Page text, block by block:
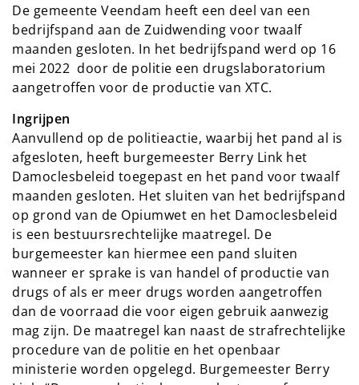
De gemeente Veendam heeft een deel van een
bedrijfspand aan de Zuidwending voor twaalf
maanden gesloten. In het bedrijfspand werd op 16
mei 2022 door de politie een drugslaboratorium
aangetroffen voor de productie van XTC.
Ingrijpen
Aanvullend op de politieactie, waarbij het pand al is
afgesloten, heeft burgemeester Berry Link het
Damoclesbeleid toegepast en het pand voor twaalf
maanden gesloten. Het sluiten van het bedrijfspand
op grond van de Opiumwet en het Damoclesbeleid
is een bestuursrechtelijke maatregel. De
burgemeester kan hiermee een pand sluiten
wanneer er sprake is van handel of productie van
drugs of als er meer drugs worden aangetroffen
dan de voorraad die voor eigen gebruik aanwezig
mag zijn. De maatregel kan naast de strafrechtelijke
procedure van de politie en het openbaar
ministerie worden opgelegd. Burgemeester Berry